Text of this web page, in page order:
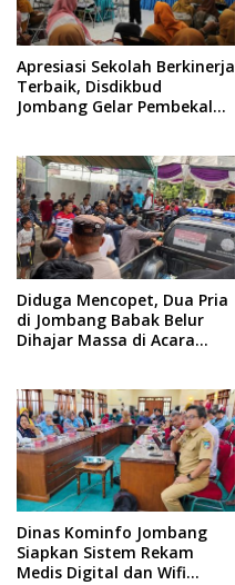
Apresiasi Sekolah Berkinerja
Terbaik, Disdikbud
Jombang Gelar Pembekalan
Diduga Mencopet, Dua Pria
di Jombang Babak Belur
Dihajar Massa di Acara
Dinas Kominfo Jombang
Siapkan Sistem Rekam
Medis Digital dan Wifi